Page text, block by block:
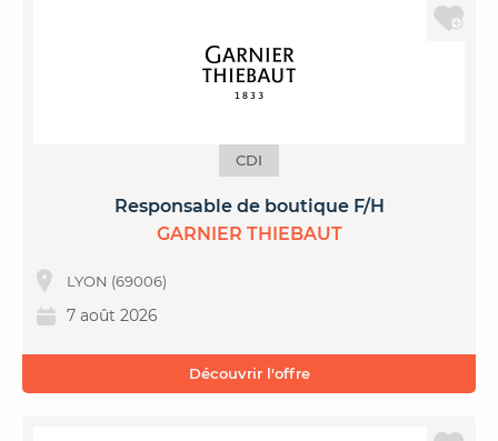
CDI
Responsable de boutique F/H
GARNIER THIEBAUT
LYON (69006)
7 août 2026
Découvrir l'offre